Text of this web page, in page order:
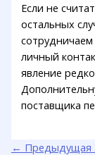
Если не
остальных
личный
явление
поставщика
← Предыдущая